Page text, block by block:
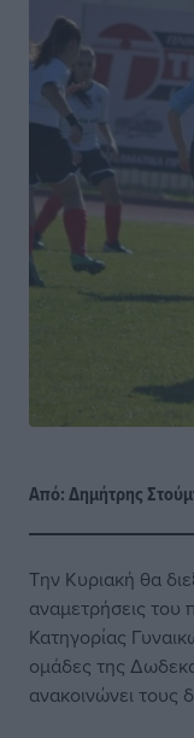
Από:Δημήτρης
Την Κυριακή θα
αναμετρήσεις του
Κατηγορίας
ομάδες της
ανακοινώνει τους